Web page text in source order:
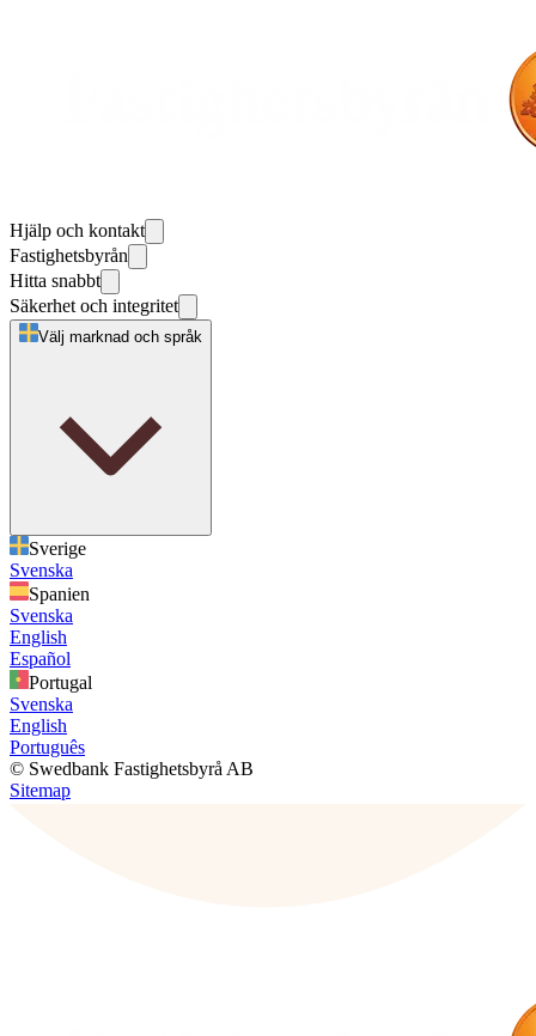
Hjälp och kontakt
Fastighetsbyrån
Hitta snabbt
Säkerhet och integritet
Välj marknad och språk
Sverige
Svenska
Spanien
Svenska
English
Español
Portugal
Svenska
English
Português
© Swedbank Fastighetsbyrå AB
Sitemap